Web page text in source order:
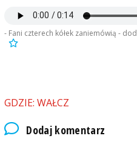
- Fani czterech kółek zaniemówią -
GDZIE: WAŁCZ
Dodaj komentarz